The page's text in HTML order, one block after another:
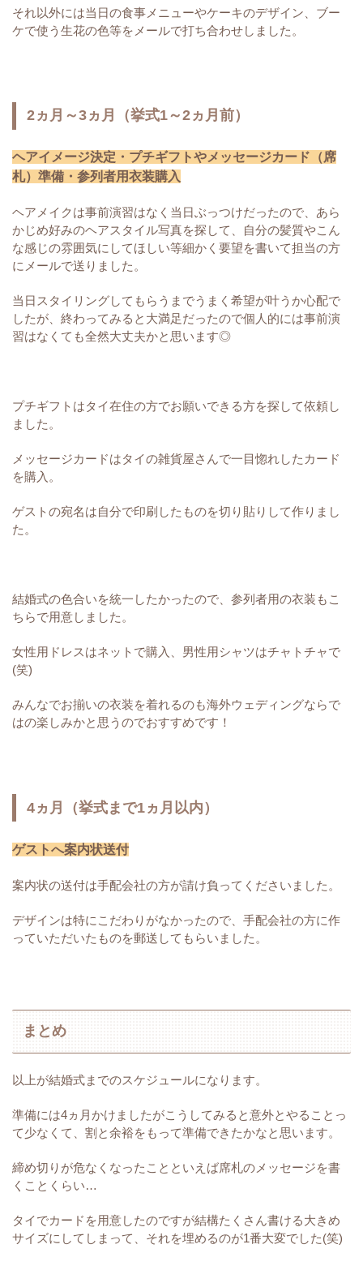
それ以外には当日の食事メニューやケーキのデザイン、ブー
ケで使う生花の色等をメールで打ち合わせしました。
2ヵ月～3ヵ月（挙式1～2ヵ月前）
ヘアイメージ決定・ プチギフトやメッセージカード（席
札）準備・参列者用衣装購入
ヘアメイクは事前演習はなく当日ぶっつけだったので、あら
かじめ好みのヘアスタイル写真を探して、自分の髪質やこん
な感じの雰囲気にしてほしい等細かく要望を書いて担当の方
にメールで送りました。
当日スタイリングしてもらうまでうまく希望が叶うか心配で
したが、終わってみると大満足だったので個人的には事前演
習はなくても全然大丈夫かと思います◎
プチギフトはタイ在住の方でお願いできる方を探して依頼し
ました。
メッセージカードはタイの雑貨屋さんで一目惚れしたカード
を購入。
ゲストの宛名は自分で印刷したものを切り貼りして作りまし
た。
結婚式の色合いを統一したかったので、参列者用の衣装もこ
ちらで用意しました。
女性用ドレスはネットで購入、男性用シャツはチャトチャで
(笑)
みんなでお揃いの衣装を着れるのも海外ウェディングならで
はの楽しみかと思うのでおすすめです！
4ヵ月（挙式まで1ヵ月以内）
ゲストへ案内状送付
案内状の送付は手配会社の方が請け負ってくださいました。
デザインは特にこだわりがなかったので、手配会社の方に作
っていただいたものを郵送してもらいました。
まとめ
以上が結婚式までのスケジュールになります。
準備には4ヵ月かけましたがこうしてみると意外とやることっ
て少なくて、割と余裕をもって準備できたかなと思います。
締め切りが危なくなったことといえば席札のメッセージを書
くことくらい…
タイでカードを用意したのですが結構たくさん書ける大きめ
サイズにしてしまって、それを埋めるのが1番大変でした(笑)